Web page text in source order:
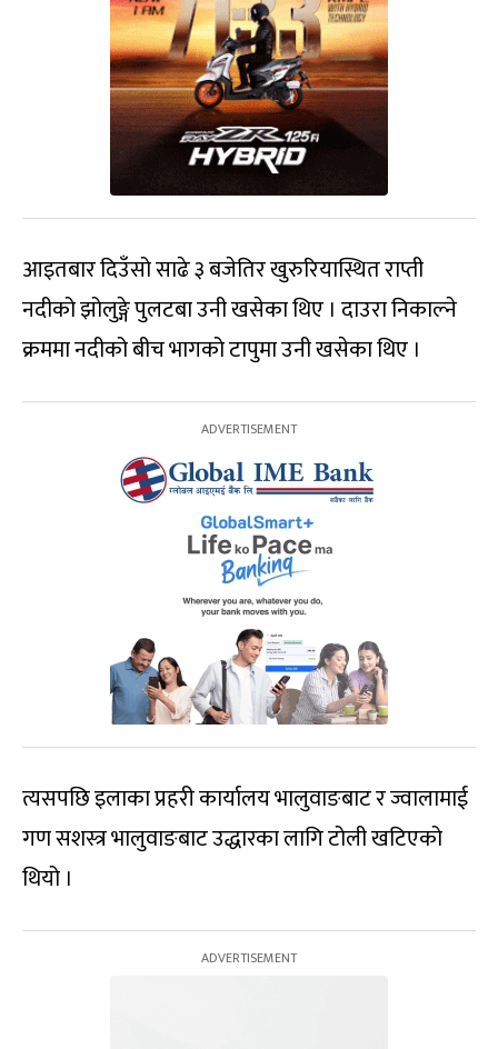
आइतबार दिउँसो साढे ३ बजेतिर खुरुरियास्थित राप्ती
नदीको झोलुङ्गे पुलटबा उनी खसेका थिए । दाउरा निकाल्ने
क्रममा नदीको बीच भागको टापुमा उनी खसेका थिए ।
त्यसपछि इलाका प्रहरी कार्यालय भालुवाङबाट र ज्वालामाई
गण सशस्त्र भालुवाङबाट उद्धारका लागि टोली खटिएको
थियो ।